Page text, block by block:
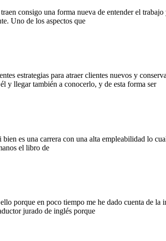
consigo una forma nueva de entender el
Uno de los aspectos que
estrategias para atraer clientes nuevos y
y llegar también a conocerlo, y de esta forma ser
es una carrera con una alta empleabilidad lo
el libro de
porque en poco tiempo me he dado cuenta de la
jurado de inglés porque